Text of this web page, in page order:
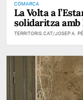
COMARCA
La Volta a
solidaritza amb
TERRITORIS.CAT/JOSEP A.